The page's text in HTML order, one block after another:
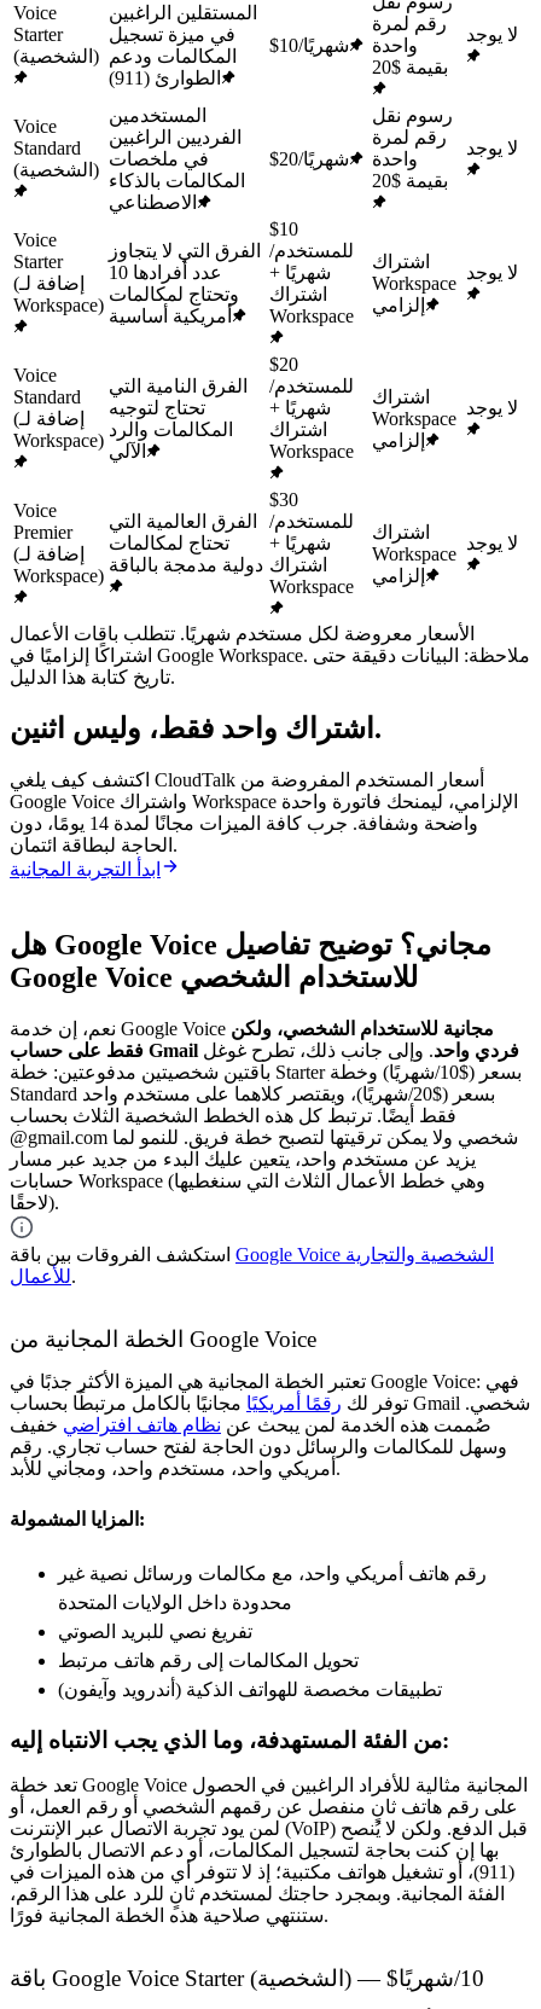
Voice
Starter
(الشخصية)
المستقلين الراغبين
في ميزة تسجيل
المكالمات ودعم
الطوارئ (911)
$10/شهريًا
رقم لمرة
واحدة
بقيمة $20
لا يوجد
Voice
Standard
(الشخصية)
المستخدمين
الفرديين الراغبين
في ملخصات
المكالمات بالذكاء
الاصطناعي
$20/شهريًا
رسوم نقل
رقم لمرة
واحدة
بقيمة $20
لا يوجد
Voice
Starter
(إضافة لـ
Workspace)
الفرق التي لا يتجاوز
عدد أفرادها 10
وتحتاج لمكالمات
أمريكية أساسية
$10
للمستخدم/
شهريًا +
اشتراك
Workspace
اشتراك
Workspace
إلزامي
لا يوجد
Voice
Standard
(إضافة لـ
Workspace)
الفرق النامية التي
تحتاج لتوجيه
المكالمات والرد
الآلي
$20
للمستخدم/
شهريًا +
اشتراك
Workspace
اشتراك
Workspace
إلزامي
لا يوجد
Voice
Premier
(إضافة لـ
Workspace)
الفرق العالمية التي
تحتاج لمكالمات
دولية مدمجة بالباقة
$30
للمستخدم/
شهريًا +
اشتراك
Workspace
اشتراك
Workspace
إلزامي
لا يوجد
الأسعار معروضة لكل مستخدم شهريًا. تتطلب باقات الأعمال
اشتراكًا إلزاميًا في Google Workspace. ملاحظة: البيانات دقيقة حتى
تاريخ كتابة هذا الدليل.
اشتراك واحد فقط، وليس اثنين.
اكتشف كيف يلغي CloudTalk أسعار المستخدم المفروضة من
Google Voice واشتراك Workspace الإلزامي، ليمنحك فاتورة واحدة
واضحة وشفافة. جرب كافة الميزات مجانًا لمدة 14 يومًا، دون
الحاجة لبطاقة ائتمان.
ابدأ التجربة المجانية
هل Google Voice مجاني؟ توضيح تفاصيل
Google Voice للاستخدام الشخصي
نعم، إن خدمة Google Voice مجانية للاستخدام الشخصي، ولكن
فقط على حساب Gmail فردي واحد. وإلى جانب ذلك، تطرح غوغل
باقتين شخصيتين مدفوعتين: خطة Starter بسعر ($10/شهريًا) وخطة
Standard بسعر ($20/شهريًا)، ويقتصر كلاهما على مستخدم واحد
فقط أيضًا. ترتبط كل هذه الخطط الشخصية الثلاث بحساب
@gmail.com شخصي ولا يمكن ترقيتها لتصبح خطة فريق. للنمو لما
يزيد عن مستخدم واحد، يتعين عليك البدء من جديد عبر مسار
حسابات Workspace (وهي خطط الأعمال الثلاث التي سنغطيها
لاحقًا).
Google Voice الشخصية والتجارية
للأعمال.
الخطة المجانية من Google Voice
تعتبر الخطة المجانية هي الميزة الأكثر جذبًا في Google Voice: فهي
توفر لك رقمًا أمريكيًا مجانيًا بالكامل مرتبطًا بحساب Gmail شخصي.
صُممت هذه الخدمة لمن يبحث عن نظام هاتف افتراضي خفيف
وسهل للمكالمات والرسائل دون الحاجة لفتح حساب تجاري. رقم
أمريكي واحد، مستخدم واحد، ومجاني للأبد.
المزايا المشمولة:
رقم هاتف أمريكي واحد، مع مكالمات ورسائل نصية غير
محدودة داخل الولايات المتحدة
تفريغ نصي للبريد الصوتي
تحويل المكالمات إلى رقم هاتف مرتبط
تطبيقات مخصصة للهواتف الذكية (أندرويد وآيفون)
من الفئة المستهدفة، وما الذي يجب الانتباه إليه:
تعد خطة Google Voice المجانية مثالية للأفراد الراغبين في الحصول
على رقم هاتف ثانٍ منفصل عن رقمهم الشخصي أو رقم العمل، أو
لمن يود تجربة الاتصال عبر الإنترنت (VoIP) قبل الدفع. ولكن لا يُنصح
بها إن كنت بحاجة لتسجيل المكالمات، أو دعم الاتصال بالطوارئ
(911)، أو تشغيل هواتف مكتبية؛ إذ لا تتوفر أي من هذه الميزات في
الفئة المجانية. وبمجرد حاجتك لمستخدم ثانٍ للرد على هذا الرقم،
ستنتهي صلاحية هذه الخطة المجانية فورًا.
باقة Google Voice Starter (الشخصية) — $10/شهريًا